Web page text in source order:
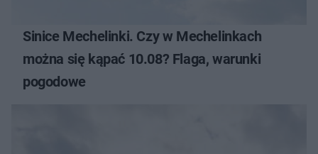
Sinice Mechelinki. Czy w Mechelinkach
można się kąpać 10.08? Flaga, warunki
pogodowe